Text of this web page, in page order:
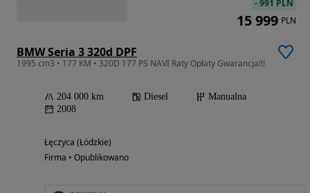
BMW Seria 3 320d DPF
1995 cm3 • 177 KM • 320D 177 PS NAVI Raty Opłaty Gwarancja!!!
204 000 km Diesel
Manualna
2008
Łęczyca (Łódzkie)
Firma • Opublikowano
-991 PLN
15 999 PLN